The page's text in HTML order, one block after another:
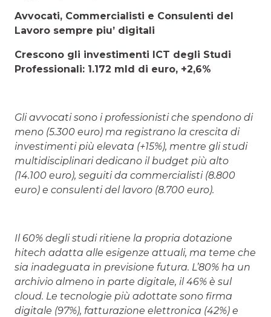
Avvocati, Commercialisti e Consulenti del
Lavoro sempre piu’ digitali
Crescono gli investimenti ICT degli Studi
Professionali: 1.172 mld di euro, +2,6%
Gli avvocati sono i professionisti che spendono di
meno (5.300 euro) ma registrano la crescita di
investimenti più elevata (+15%), mentre gli studi
multidisciplinari dedicano il budget più alto
(14.100 euro), seguiti da commercialisti (8.800
euro) e consulenti del lavoro (8.700 euro).
Il 60% degli studi ritiene la propria dotazione
hitech adatta alle esigenze attuali, ma teme che
sia inadeguata in previsione futura. L’80% ha un
archivio almeno in parte digitale, il 46% è sul
cloud. Le tecnologie più adottate sono firma
digitale (97%), fatturazione elettronica (42%) e